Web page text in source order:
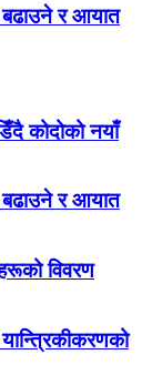
बढाउने र आयात
कोदोको नयाँ
बढाउने र आयात
विवरण
यान्त्रिकीकरणको